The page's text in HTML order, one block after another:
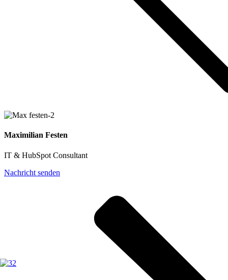
Maximilian Festen
IT & HubSpot Consultant
Nachricht senden